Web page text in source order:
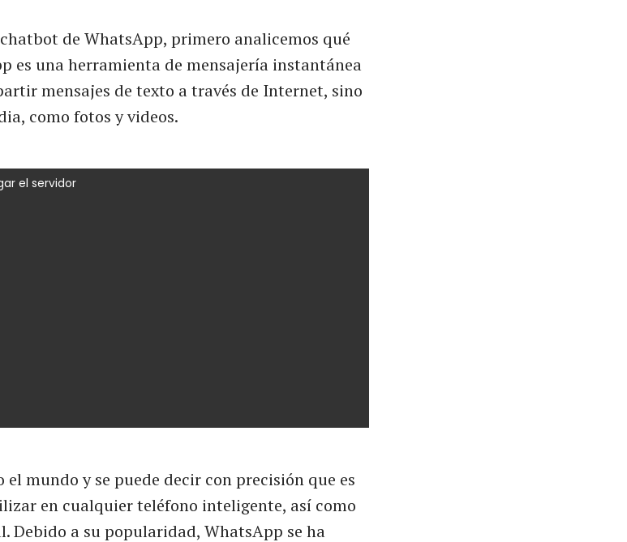
de WhatsApp, primero analicemos qué
es una herramienta de mensajería instantánea
mensajes de texto a través de Internet, sino
como fotos y videos.
mundo y se puede decir con precisión que es
en cualquier teléfono inteligente, así como
Debido a su popularidad, WhatsApp se ha